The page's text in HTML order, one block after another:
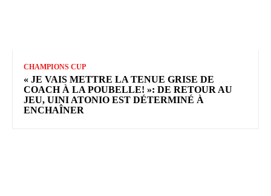
CHAMPIONS CUP
« JE VAIS METTRE LA TENUE GRISE DE
COACH À LA POUBELLE! »: DE RETOUR AU
JEU, UINI ATONIO EST DÉTERMINÉ À
ENCHAÎNER